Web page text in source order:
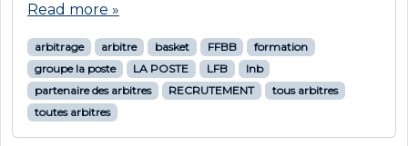
Read more »
arbitrage arbitre basket FFBB
formation
groupe la poste
LA POSTE LFB
lnb
partenaire des arbitres
RECRUTEMENT
tous arbitres
toutes arbitres